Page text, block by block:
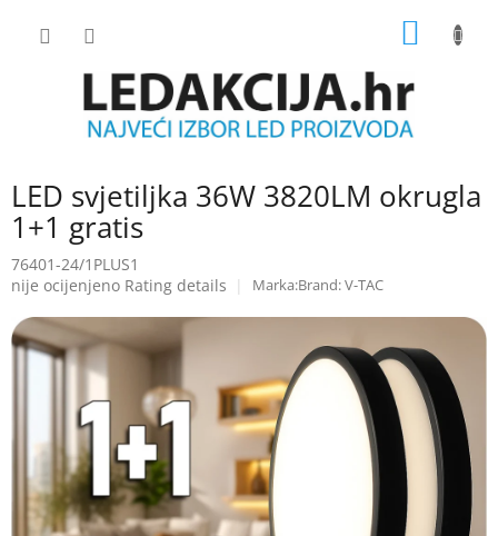
LED svjetiljka 36W 3820LM okrugla
1+1 gratis
76401-24/1PLUS1
The
product
rating
stars.
nije ocijenjeno Rating details Brand:V-TAC